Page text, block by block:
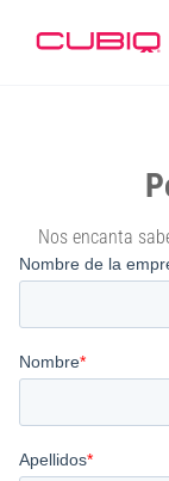
Nos encanta